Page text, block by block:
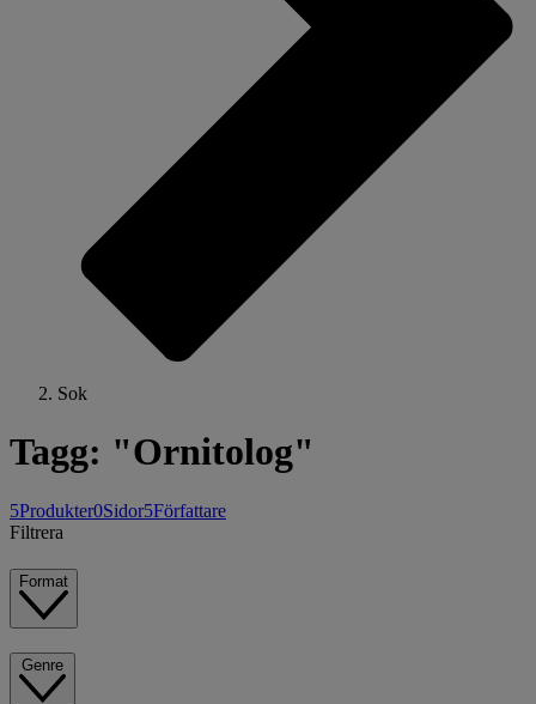
Sok
Tagg: "Ornitolog"
5Produkter0Sidor5Författare
Filtrera
Format